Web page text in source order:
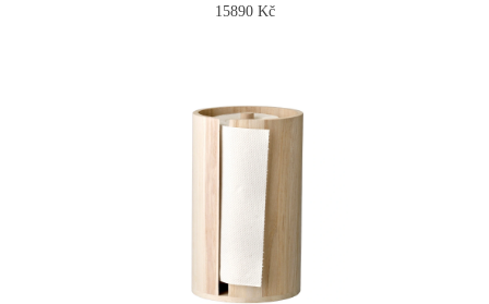
15890 Kč